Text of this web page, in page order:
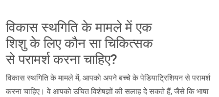
विकास स्थगिति के मामले में एक
शिशु के लिए कौन सा चिकित्सक
से परामर्श करना चाहिए?
विकास स्थगिति के मामले में, आपको अपने बच्चे के पेडियाट्रिशियन से परामर्श
करना चाहिए। वे आपको उचित विशेषज्ञों की सलाह दे सकते हैं, जैसे कि भाषा